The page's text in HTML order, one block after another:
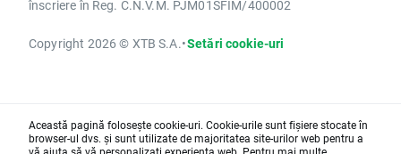
înscriere în Reg. C.N.V.M. PJM01SFIM/400002
Copyright 2026 © XTB S.A.•Setări cookie-uri
Această pagină folosește cookie-uri. Cookie-urile sunt fișiere stocate în
browser-ul dvs. și sunt utilizate de majoritatea site-urilor web pentru a